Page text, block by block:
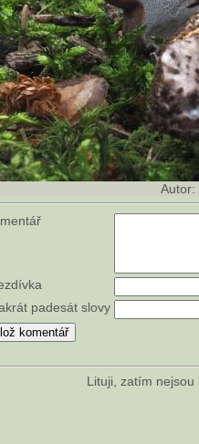
Autor:
padesát slovy
Lituji, zatím